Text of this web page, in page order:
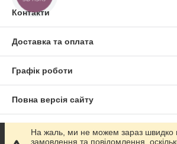
Контакти
Доставка та оплата
Графік роботи
Повна версія сайту
Сайт створено на маркетплейсі
На жаль, ми не можем зараз швидко
замовлення та повідомлення,